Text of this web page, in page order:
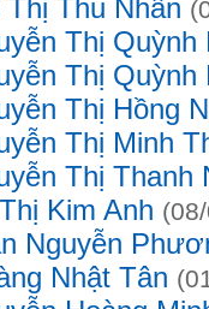
Thị Thu Nhân
Thị Quỳnh
Thị Quỳnh
Thị Hồng
Thị Minh
Thị Thanh
Kim Anh
Nguyễn
Nhật Tân